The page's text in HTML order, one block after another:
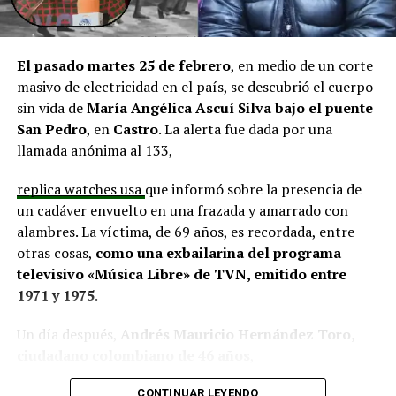
El alcalde de Quemchi, Javier Ugarte, expresó una
situación similar, señalando que en su comuna tienen
proyectos elegibles tanto en PMU como en PMB, pero
que hasta la fecha no han recibido respuesta clara sobre
si se entregarán los recursos.“Preocupa esta situación,
estos son proyectos que vienen trabajándose desde
hace tiempo y que hoy están en riesgo por la falta de
En la comuna deCuraco de Vélez, la alcaldesa Javiera
Yáñezindicó que históricamente la Subdere ha apoyado
a los municipios en diversos proyectos y que confía en
que durante el año se asignen nuevos recursos, aunque
reconoció una disminución evidente en comparación
ha presentado iniciativas por más de 200 millones de
a los esfuerzos, los fondos aún no han llegado,
El pasado martes 25 de febrero, en medio de un corte
masivo de electricidad en el país, se descubrió el cuerpo
sin vida deMaría Angélica Ascuí Silvabajo el puente
San Pedro, en Castro. La alerta fue dada por una
llamada anónima al 133,
replica watches usa que informó sobre la presencia de
un cadáver envuelto en una frazada y amarrado con
alambres. La víctima, de 69 años, es recordada, entre
otras cosas, como una exbailarina del programa
televisivo «Música Libre» de TVN, emitido entre
1971 y 1975.
Un día después,
Andrés Mauricio Hernández Toro,
CONTINUAR LEYENDO